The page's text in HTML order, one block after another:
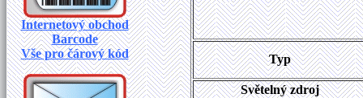
Internetový obchod
Barcode
Vše pro čárový kód
Typ
Světelný zdroj